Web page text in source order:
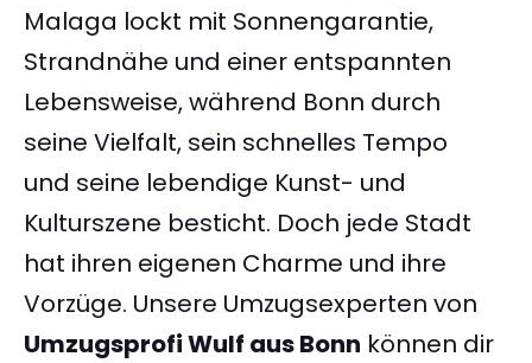
Malaga lockt mit Sonnengarantie,
Strandnähe und einer entspannten
Lebensweise, während Bonn durch
seine Vielfalt, sein schnelles Tempo
und seine lebendige Kunst- und
Kulturszene besticht. Doch jede Stadt
hat ihren eigenen Charme und ihre
Vorzüge. Unsere Umzugsexperten von
Umzugsprofi Wulf aus Bonn können dir